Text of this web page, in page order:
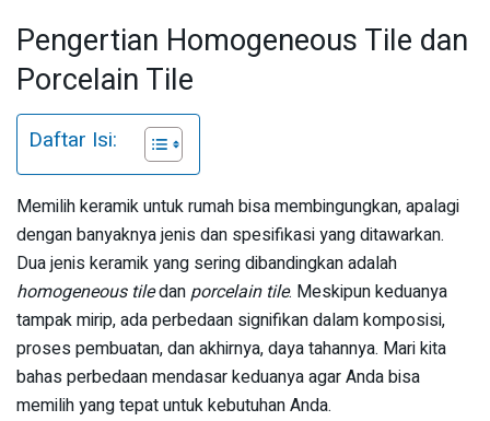
Pengertian Homogeneous Tile dan
Porcelain Tile
Daftar Isi:
Memilih keramik untuk rumah bisa membingungkan, apalagi
dengan banyaknya jenis dan spesifikasi yang ditawarkan.
Dua jenis keramik yang sering dibandingkan adalah
homogeneous tiledanporcelain tile. Meskipun keduanya
tampak mirip, ada perbedaan signifikan dalam komposisi,
proses pembuatan, dan akhirnya, daya tahannya. Mari kita
bahas perbedaan mendasar keduanya agar Anda bisa
memilih yang tepat untuk kebutuhan Anda.